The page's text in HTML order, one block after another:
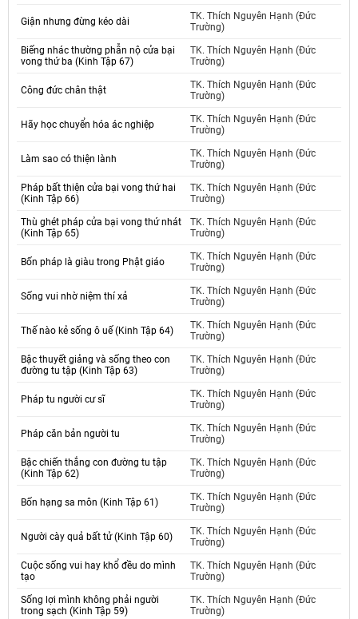
Giận nhưng đừng kéo dài
TK. Thích Nguyên Hạnh (Đức
Trường)
Biếng nhác thường phẫn nộ cửa bại
vong thứ ba (Kinh Tập 67)
TK. Thích Nguyên Hạnh (Đức
Trường)
Công đức chân thật
TK. Thích Nguyên Hạnh (Đức
Trường)
Hãy học chuyển hóa ác nghiệp
TK. Thích Nguyên Hạnh (Đức
Trường)
Làm sao có thiện lành
TK. Thích Nguyên Hạnh (Đức
Trường)
Pháp bất thiện cửa bại vong thứ hai
(Kinh Tập 66)
TK. Thích Nguyên Hạnh (Đức
Trường)
Thù ghét pháp cửa bại vong thứ nhát
(Kinh Tập 65)
TK. Thích Nguyên Hạnh (Đức
Trường)
Bốn pháp là giàu trong Phật giáo
TK. Thích Nguyên Hạnh (Đức
Trường)
Sống vui nhờ niệm thí xả
TK. Thích Nguyên Hạnh (Đức
Trường)
Thế nào kẻ sống ô uế (Kinh Tập 64)
TK. Thích Nguyên Hạnh (Đức
Trường)
Bậc thuyết giảng và sống theo con
đường tu tập (Kinh Tập 63)
TK. Thích Nguyên Hạnh (Đức
Trường)
Pháp tu người cư sĩ
TK. Thích Nguyên Hạnh (Đức
Trường)
Pháp căn bản người tu
TK. Thích Nguyên Hạnh (Đức
Trường)
Bậc chiến thắng con đường tu tập
(Kinh Tập 62)
TK. Thích Nguyên Hạnh (Đức
Trường)
Bốn hạng sa môn (Kinh Tập 61)
TK. Thích Nguyên Hạnh (Đức
Trường)
Người cày quả bất tử (Kinh Tập 60)
TK. Thích Nguyên Hạnh (Đức
Trường)
Cuộc sống vui hay khổ đều do mình
tạo
TK. Thích Nguyên Hạnh (Đức
Trường)
Sống lợi mình không phải người
trong sạch (Kinh Tập 59)
TK. Thích Nguyên Hạnh (Đức
Trường)